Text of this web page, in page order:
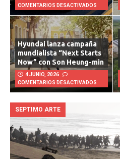
22 JULIO, 2026
COMENTARIOS DESACTIVADOS
Hyundai lanza campaña
mundialista “Next Starts
Now” con Son Heung-min
4 JUNIO, 2026
COMENTARIOS DESACTIVADOS
SEPTIMO ARTE